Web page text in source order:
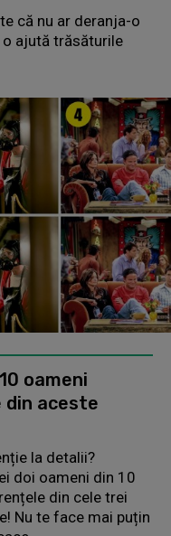
că nu ar deranja-o
o ajută trăsăturile
oameni
aceste
la detalii?
doi oameni din 10
din cele trei
Nu te face mai puțin